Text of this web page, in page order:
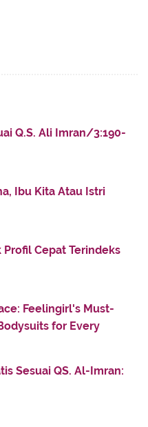
TUHAN SEMAKIN
Q.S. Ali Imran/3:190-
Ibu Kita Atau Istri
Cepat Terindeks
Feelingirl's Must-
for Every
Sesuai QS. Al-Imran: